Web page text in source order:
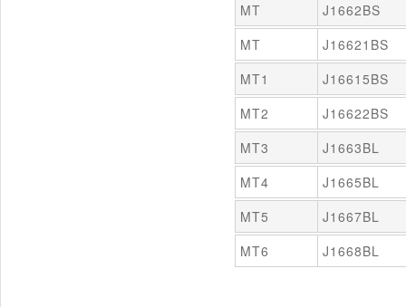
MT
J1662BS
MT
J16621BS
MT1
J16615BS
MT2
J16622BS
MT3
J1663BL
MT4
J1665BL
MT5
J1667BL
MT6
J1668BL